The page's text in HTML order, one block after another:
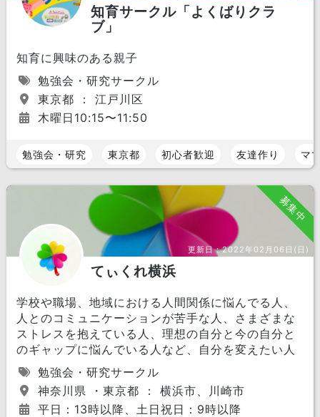
知育サークル「よくばりクラ
ブ」
知育に興味のある親子
勉強会・研究サークル
東京都 ： 江戸川区
木曜日10:15〜11:50
勉強会・研究 東京都 初心者歓迎 友達作り マ
募集中
更新日：2022年02月06日(日)
てぃくれ横浜
学校や職場、地域における人間関係に悩んでる人、
人とのコミュニケーションが苦手な人、さまざまな
ストレスを抱えている人、理想の自分と今の自分と
のギャップに悩んでいる人など、自分を変えたい人
勉強会・研究サークル
神奈川県 ・東京都 ： 横浜市、川崎市
平日：13時以降、土日祝日：9時以降